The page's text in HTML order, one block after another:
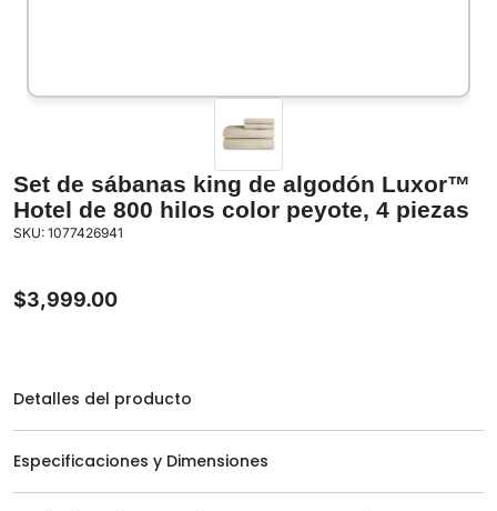
Set de sábanas king de algodón Luxor™
Hotel de 800 hilos color peyote, 4 piezas
SKU: 1077426941
$3,999.00
Detalles del producto
Especificaciones y Dimensiones